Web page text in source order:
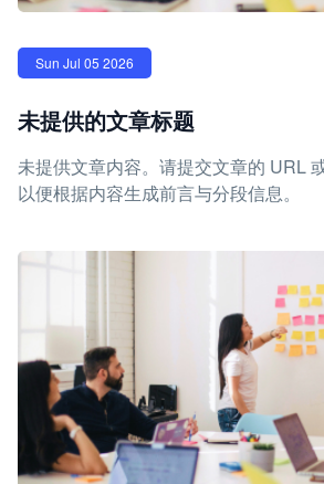
Sun Jul 05 2026
未提供的文章标题
未提供文章内容。请提交文章的 URL
以便根据内容生成前言与分段信息。